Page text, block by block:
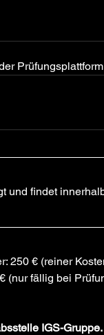
und findet
250 € (reiner
(nur fällig bei
IGS-Gruppe.